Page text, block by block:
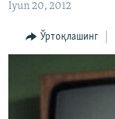
ИЖТИМОИЙ ТАРМОҚЛАР
Iyun 20, 2012
Ўртоқлашинг